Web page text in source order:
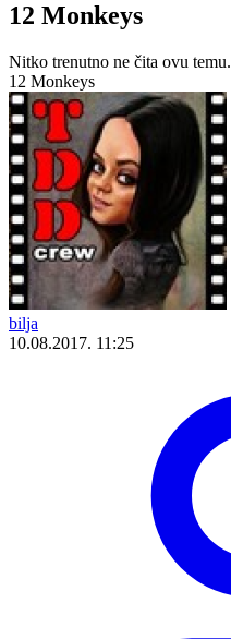
12 Monkeys
Nitko trenutno ne čita ovu temu.
12 Monkeys
bilja
10.08.2017. 11:25